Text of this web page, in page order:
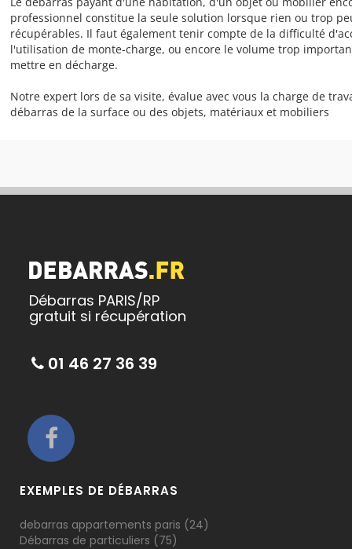
professionnel constitue la seule solution lorsque rien ou trop
récupérables. Il faut également tenir compte de la difficulté
l'utilisation de monte-charge, ou encore le volume trop
mettre en décharge.
Notre expert lors de sa visite, évalue avec vous la charge de
débarras de la surface ou des objets, matériaux et mobiliers
Débarras PARIS/RP
gratuit si récupération
01 46 27 36 39
EXEMPLES DE DÉBARRAS
debarras appartements paris (24)
Débarras de particuliers (75)